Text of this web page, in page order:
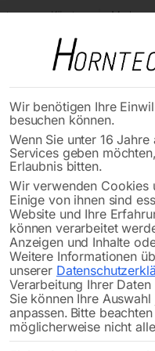
aus Kärnten
Reinigung
Vorankündigung eines
🔍
Wir benötigen Ihre
besuchen können.
Wenn Sie unter 16
Services geben
Erlaubnis bitten.
Wir verwenden Cookies
Einige von ihnen sind
Website und Ihre
können verarbeitet
Anzeigen und Inhalte
Weitere Informationen
unserer
Verarbeitung Ihrer
Sie können Ihre
anpassen. Bitte
möglicherweise nicht